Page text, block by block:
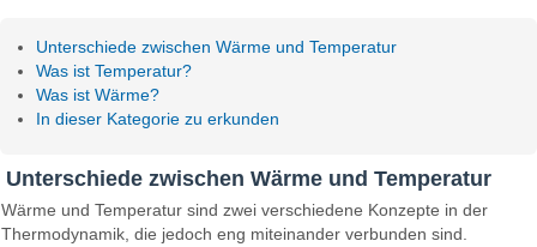
Unterschiede zwischen Wärme und Temperatur
Was ist Temperatur?
Was ist Wärme?
In dieser Kategorie zu erkunden
Unterschiede zwischen Wärme und Temperatur
Wärme und Temperatur sind zwei verschiedene Konzepte in der
Thermodynamik, die jedoch eng miteinander verbunden sind.